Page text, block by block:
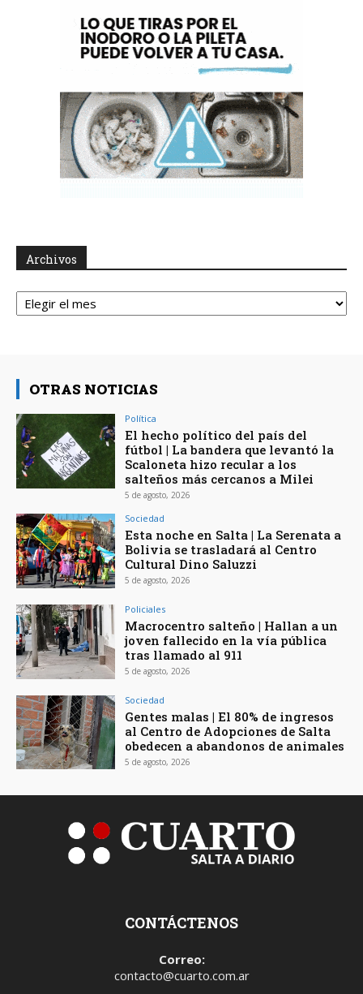
Archivos
Archivos
OTRAS NOTICIAS
Política
El hecho político del país del
fútbol | La bandera que levantó la
Scaloneta hizo recular a los
salteños más cercanos a Milei
5 de agosto, 2026
Sociedad
Esta noche en Salta | La Serenata a
Bolivia se trasladará al Centro
Cultural Dino Saluzzi
5 de agosto, 2026
Policiales
Macrocentro salteño | Hallan a un
joven fallecido en la vía pública
tras llamado al 911
5 de agosto, 2026
Sociedad
Gentes malas | El 80% de ingresos
al Centro de Adopciones de Salta
obedecen a abandonos de animales
5 de agosto, 2026
CONTÁCTENOS
Correo:
contacto@cuarto.com.ar